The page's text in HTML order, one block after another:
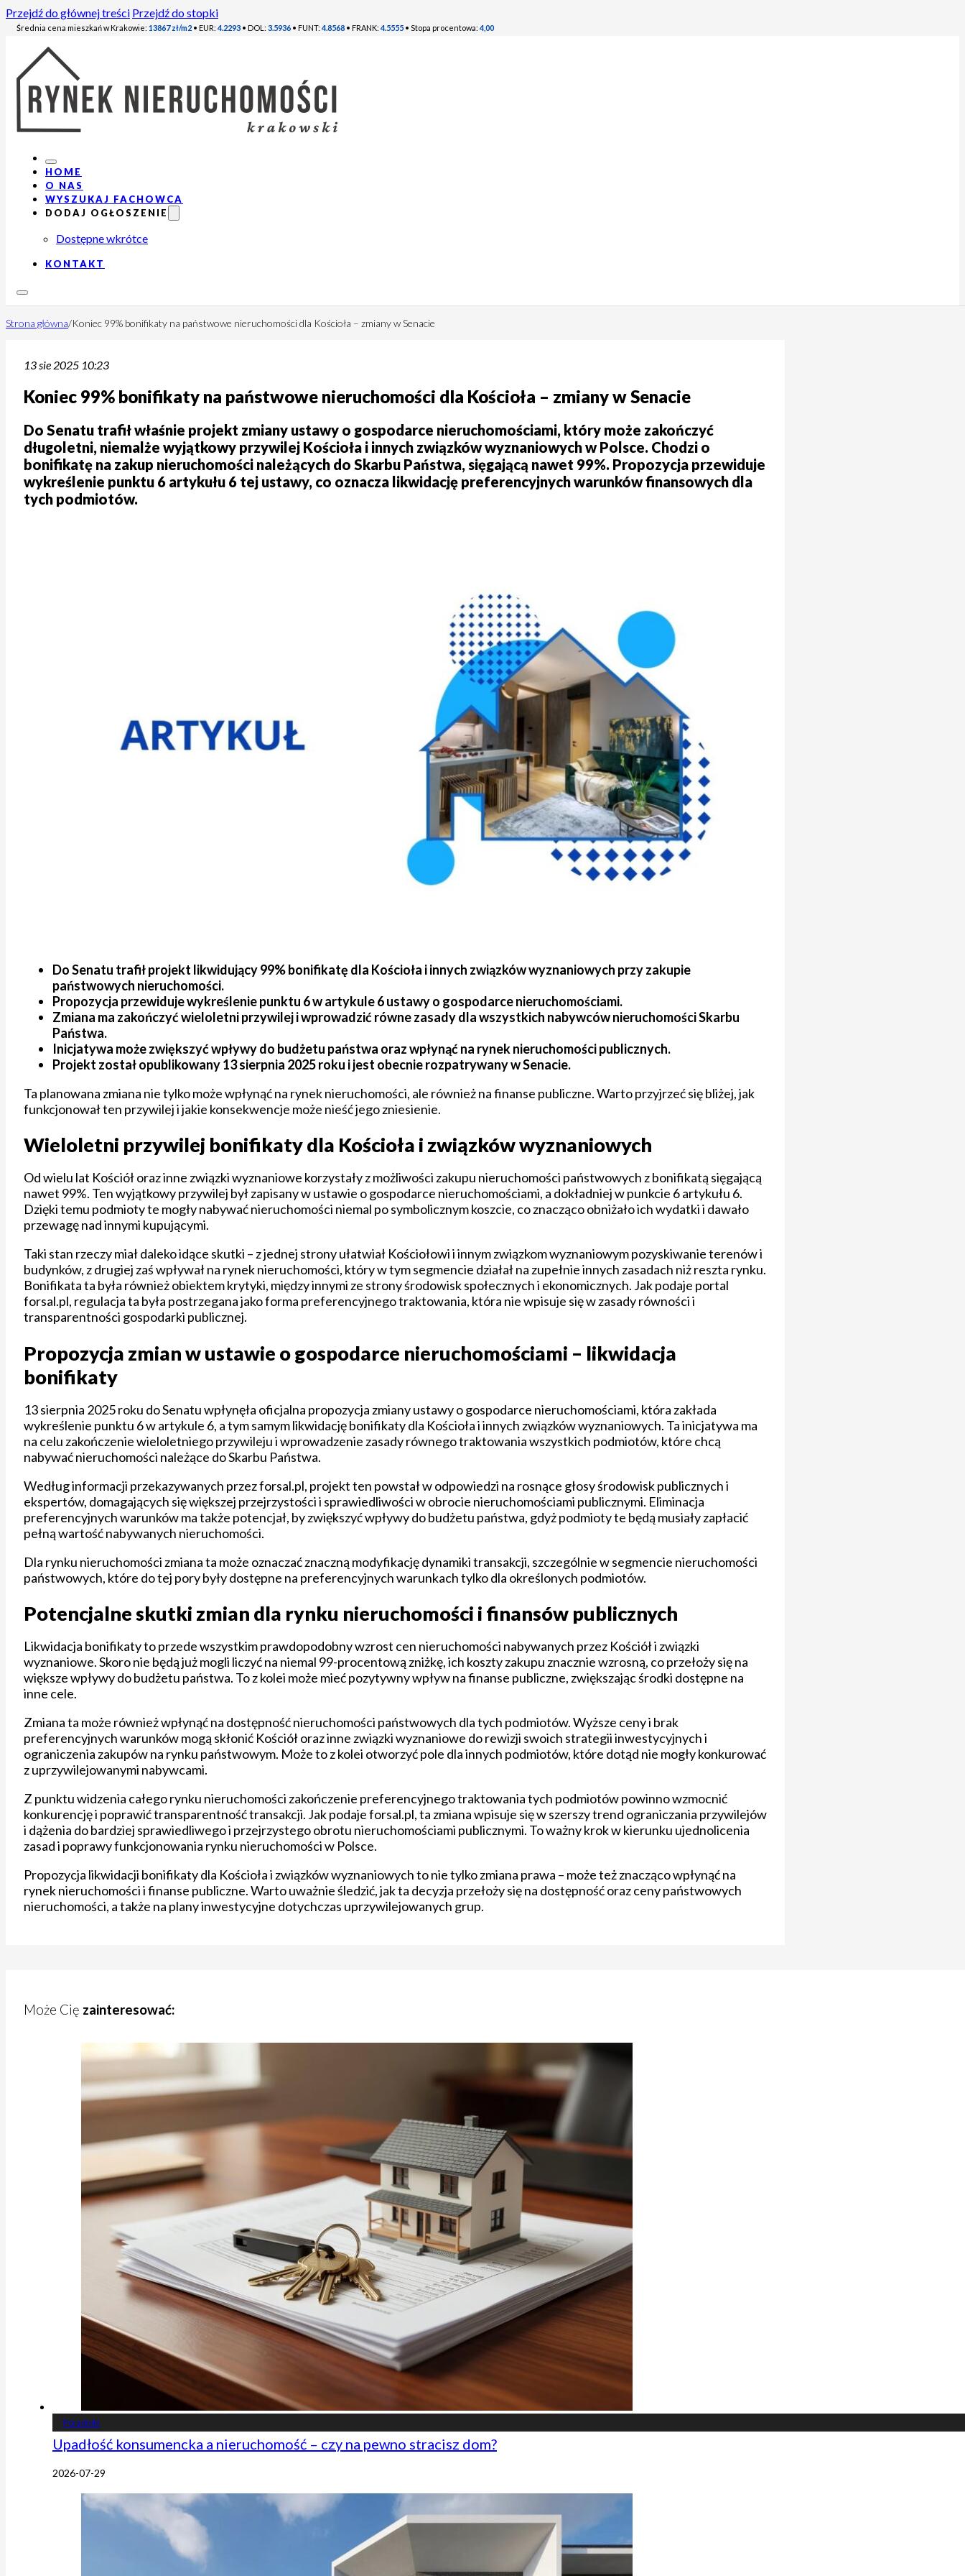
Przejdź do głównej treści Przejdź do stopki
Średnia cena mieszkań w Krakowie: 13867 zł/m2 • EUR: 4.2293 • DOL: 3.5936 • FUNT: 4.8568 • FRANK: 4.5555 • Stopa procentowa: 4,00
HOME
O NAS
WYSZUKAJ FACHOWCA
DODAJ OGŁOSZENIE
Dostępne wkrótce
KONTAKT
Strona główna/Koniec 99% bonifikaty na państwowe nieruchomości dla Kościoła – zmiany w Senacie
13 sie 2025 10:23
Koniec 99% bonifikaty na państwowe nieruchomości dla Kościoła – zmiany w Senacie
Do Senatu trafił właśnie projekt zmiany ustawy o gospodarce nieruchomościami, który może zakończyć
długoletni, niemalże wyjątkowy przywilej Kościoła i innych związków wyznaniowych w Polsce. Chodzi o
bonifikatę na zakup nieruchomości należących do Skarbu Państwa, sięgającą nawet 99%. Propozycja przewiduje
wykreślenie punktu 6 artykułu 6 tej ustawy, co oznacza likwidację preferencyjnych warunków finansowych dla
tych podmiotów.
Do Senatu trafił projekt likwidujący 99% bonifikatę dla Kościoła i innych związków wyznaniowych przy zakupie
państwowych nieruchomości.
Propozycja przewiduje wykreślenie punktu 6 w artykule 6 ustawy o gospodarce nieruchomościami.
Zmiana ma zakończyć wieloletni przywilej i wprowadzić równe zasady dla wszystkich nabywców nieruchomości Skarbu
Państwa.
Inicjatywa może zwiększyć wpływy do budżetu państwa oraz wpłynąć na rynek nieruchomości publicznych.
Projekt został opublikowany 13 sierpnia 2025 roku i jest obecnie rozpatrywany w Senacie.
Ta planowana zmiana nie tylko może wpłynąć na rynek nieruchomości, ale również na finanse publiczne. Warto przyjrzeć się bliżej, jak
funkcjonował ten przywilej i jakie konsekwencje może nieść jego zniesienie.
Wieloletni przywilej bonifikaty dla Kościoła i związków wyznaniowych
Od wielu lat Kościół oraz inne związki wyznaniowe korzystały z możliwości zakupu nieruchomości państwowych z bonifikatą sięgającą
nawet 99%. Ten wyjątkowy przywilej był zapisany w ustawie o gospodarce nieruchomościami, a dokładniej w punkcie 6 artykułu 6.
Dzięki temu podmioty te mogły nabywać nieruchomości niemal po symbolicznym koszcie, co znacząco obniżało ich wydatki i dawało
przewagę nad innymi kupującymi.
Taki stan rzeczy miał daleko idące skutki – z jednej strony ułatwiał Kościołowi i innym związkom wyznaniowym pozyskiwanie terenów i
budynków, z drugiej zaś wpływał na rynek nieruchomości, który w tym segmencie działał na zupełnie innych zasadach niż reszta rynku.
Bonifikata ta była również obiektem krytyki, między innymi ze strony środowisk społecznych i ekonomicznych. Jak podaje portal
forsal.pl, regulacja ta była postrzegana jako forma preferencyjnego traktowania, która nie wpisuje się w zasady równości i
transparentności gospodarki publicznej.
Propozycja zmian w ustawie o gospodarce nieruchomościami – likwidacja
bonifikaty
13 sierpnia 2025 roku do Senatu wpłynęła oficjalna propozycja zmiany ustawy o gospodarce nieruchomościami, która zakłada
wykreślenie punktu 6 w artykule 6, a tym samym likwidację bonifikaty dla Kościoła i innych związków wyznaniowych. Ta inicjatywa ma
na celu zakończenie wieloletniego przywileju i wprowadzenie zasady równego traktowania wszystkich podmiotów, które chcą
nabywać nieruchomości należące do Skarbu Państwa.
Według informacji przekazywanych przez forsal.pl, projekt ten powstał w odpowiedzi na rosnące głosy środowisk publicznych i
ekspertów, domagających się większej przejrzystości i sprawiedliwości w obrocie nieruchomościami publicznymi. Eliminacja
preferencyjnych warunków ma także potencjał, by zwiększyć wpływy do budżetu państwa, gdyż podmioty te będą musiały zapłacić
pełną wartość nabywanych nieruchomości.
Dla rynku nieruchomości zmiana ta może oznaczać znaczną modyfikację dynamiki transakcji, szczególnie w segmencie nieruchomości
państwowych, które do tej pory były dostępne na preferencyjnych warunkach tylko dla określonych podmiotów.
Potencjalne skutki zmian dla rynku nieruchomości i finansów publicznych
Likwidacja bonifikaty to przede wszystkim prawdopodobny wzrost cen nieruchomości nabywanych przez Kościół i związki
wyznaniowe. Skoro nie będą już mogli liczyć na niemal 99-procentową zniżkę, ich koszty zakupu znacznie wzrosną, co przełoży się na
większe wpływy do budżetu państwa. To z kolei może mieć pozytywny wpływ na finanse publiczne, zwiększając środki dostępne na
inne cele.
Zmiana ta może również wpłynąć na dostępność nieruchomości państwowych dla tych podmiotów. Wyższe ceny i brak
preferencyjnych warunków mogą skłonić Kościół oraz inne związki wyznaniowe do rewizji swoich strategii inwestycyjnych i
ograniczenia zakupów na rynku państwowym. Może to z kolei otworzyć pole dla innych podmiotów, które dotąd nie mogły konkurować
z uprzywilejowanymi nabywcami.
Z punktu widzenia całego rynku nieruchomości zakończenie preferencyjnego traktowania tych podmiotów powinno wzmocnić
konkurencję i poprawić transparentność transakcji. Jak podaje forsal.pl, ta zmiana wpisuje się w szerszy trend ograniczania przywilejów
i dążenia do bardziej sprawiedliwego i przejrzystego obrotu nieruchomościami publicznymi. To ważny krok w kierunku ujednolicenia
zasad i poprawy funkcjonowania rynku nieruchomości w Polsce.
Propozycja likwidacji bonifikaty dla Kościoła i związków wyznaniowych to nie tylko zmiana prawa – może też znacząco wpłynąć na
rynek nieruchomości i finanse publiczne. Warto uważnie śledzić, jak ta decyzja przełoży się na dostępność oraz ceny państwowych
nieruchomości, a także na plany inwestycyjne dotychczas uprzywilejowanych grup.
Może Cię zainteresować:
Poradniki
Upadłość konsumencka a nieruchomość – czy na pewno stracisz dom?
2026-07-29